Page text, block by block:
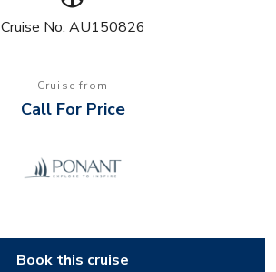
Cruise No: AU150826
Cruise from
Call For Price
Book this cruise